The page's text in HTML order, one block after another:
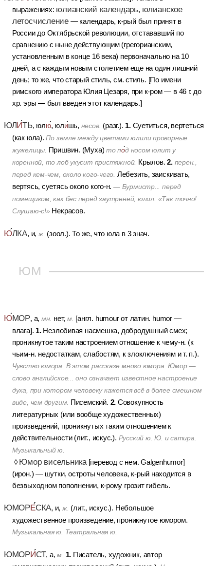
выражениях: юлианский календарь, юлианское
летосчисление — календарь, к-рый был принят в
России до Октябрьской революции, отстававший по
сравнению с ныне действующим (грегорианским,
установленным в конце 16 века) первоначально на 10
дней, а с каждым новым столетием еще на один лишний
день; то же, что старый стиль, см. стиль. [По имени
римского императора Юлия Цезаря, при к-ром — в 46 г. до
хр. эры — был введен этот календарь.]
ЮЛИТЬ, юлю, юлишь, несов. (разг.). 1. Суетиться, вертеться
(как юла). По земле между цветами юлили проворные
жужелицы.
Пришвин. (Муха)то под носом юлит у
коренной, то лоб укусит пристяжной. Крылов. 2. перен.,
перед кем-чем, около кого-чего. Лебезить, заискивать,
вертясь, суетясь около кого-н. — Бурмистр... перед
помещиком, как бес перед заутреней, юлил: «Так точно!
Слушаю-с!» Некрасов.
ЮЛКА, и, ж. (зоол.).То же, что юла в 3 знач.
ЮМ
ЮМОР, а, мн. нет, м. [англ. humour от латин. humor —
влага]. 1. Незлобивая насмешка, добродушный смех;
проникнутое таким настроением отношение к чему-н. (к
чьим-н. недостаткам, слабостям, к злоключениям и т. п.).
Чувство юмора. В этом рассказе много юмора. Юмор —
слово английское... оно означает известное настроение
духа, при котором человеку кажется всё в более смешном
виде, чем другим. Писемский. 2. Совокупность
литературных (или вообще художественных)
произведений, проникнутых таким отношением к
действительности (лит., искус.). Русский ю. Ю. и сатира.
Музыкальный ю.
◊Юмор висельника[перевод с нем. Galgenhumor]
(ирон.)— шутки, остроты человека, к-рый находится в
безвыходном пополнении, к-рому грозит гибель.
ЮМОРЕСКА, и,ж. (лит., искус.). Небольшое
художественное произведение, проникнутое юмором.
Музыкальная ю. Театральная ю.
ЮМОРИСТ, а,м. 1. Писатель, художник, автор